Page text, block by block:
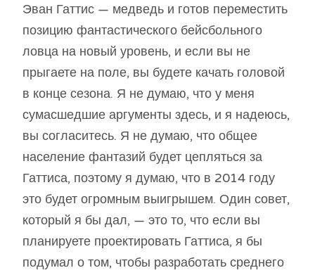
Эван Гаттис — медведь и готов переместить
позицию фантастического бейсбольного
ловца на новый уровень, и если вы не
прыгаете на поле, вы будете качать головой
в конце сезона. Я не думаю, что у меня
сумасшедшие аргументы здесь, и я надеюсь,
вы согласитесь. Я не думаю, что общее
население фантазий будет цепляться за
Гаттиса, поэтому я думаю, что в 2014 году
это будет огромным выигрышем. Один совет,
который я бы дал, — это то, что если вы
планируете проектировать Гаттиса, я бы
подумал о том, чтобы разработать среднего